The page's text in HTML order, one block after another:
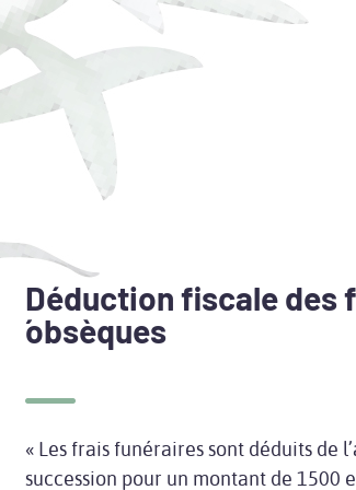
Déduction fiscale des
´obsèques
« Les frais funéraires sont déduits de
succession pour un montant de 1500